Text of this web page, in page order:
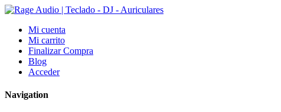
Mi cuenta
Mi carrito
Finalizar Compra
Blog
Acceder
Navigation